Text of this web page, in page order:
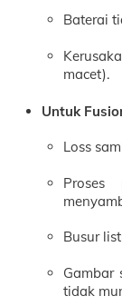
Baterai
macet).
Untuk
Loss
Proses
Busur
Gambar
tidak